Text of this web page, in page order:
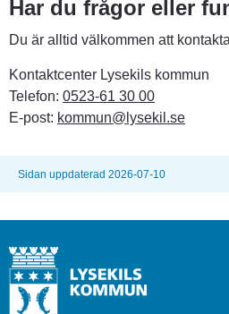
Har du frågor eller
Du är alltid välkommen att
Kontaktcenter Lysekils kommun
Telefon: 0523-61 30 00
E-post: kommun@lysekil.se
Sidan uppdaterad 2026-07-10